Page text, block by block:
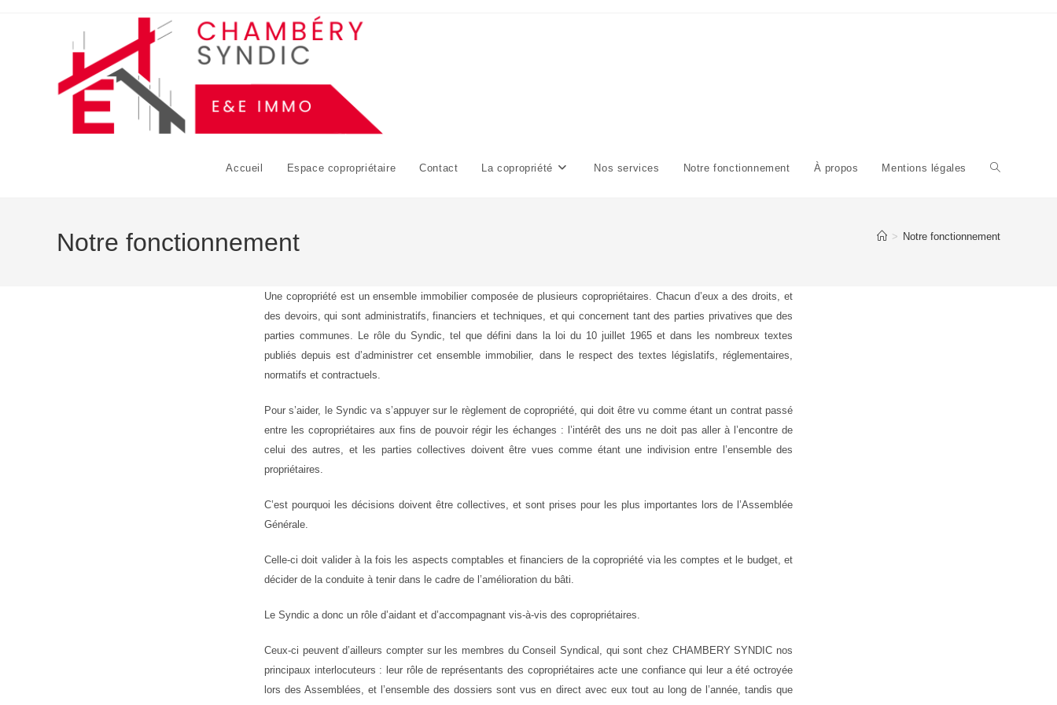
Accueil Espace copropriétaire Contact La copropriété Nos services Notre fonctionnement À propos Mentions légales Toggle
Notre fonctionnement > Notre fonctionnement
Une copropriété est un ensemble immobilier composée de plusieurs copropriétaires. Chacun d’eux a des droits, et
des devoirs, qui sont administratifs, financiers et techniques, et qui concernent tant des parties privatives que des
parties communes. Le rôle du Syndic, tel que défini dans la loi du 10 juillet 1965 et dans les nombreux textes
publiés depuis est d’administrer cet ensemble immobilier, dans le respect des textes législatifs, réglementaires,
normatifs et contractuels.
Pour s’aider, le Syndic va s’appuyer sur le règlement de copropriété, qui doit être vu comme étant un contrat passé
entre les copropriétaires aux fins de pouvoir régir les échanges : l’intérêt des uns ne doit pas aller à l’encontre de
celui des autres, et les parties collectives doivent être vues comme étant une indivision entre l’ensemble des
propriétaires.
C’est pourquoi les décisions doivent être collectives, et sont prises pour les plus importantes lors de l’Assemblée
Générale.
Celle-ci doit valider à la fois les aspects comptables et financiers de la copropriété via les comptes et le budget, et
décider de la conduite à tenir dans le cadre de l’amélioration du bâti.
Le Syndic a donc un rôle d’aidant et d’accompagnant vis-à-vis des copropriétaires.
Ceux-ci peuvent d’ailleurs compter sur les membres du Conseil Syndical, qui sont chez CHAMBERY SYNDIC nos
principaux interlocuteurs : leur rôle de représentants des copropriétaires acte une confiance qui leur a été octroyée
lors des Assemblées, et l’ensemble des dossiers sont vus en direct avec eux tout au long de l’année, tandis que